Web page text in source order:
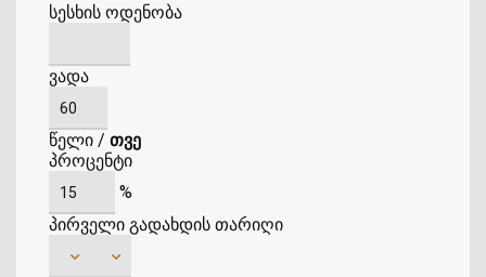
სესხის ოდენობა
ვადა
წელი / თვე
პროცენტი
%
პირველი გადახდის თარიღი